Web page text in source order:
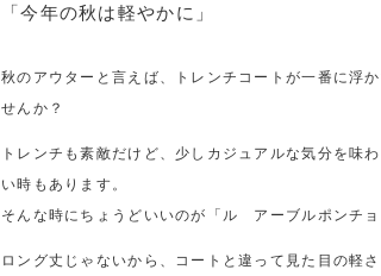
「今年の秋は軽やかに」
秋のアウターと言えば、トレンチコートが一番に浮か
せんか？
トレンチも素敵だけど、少しカジュアルな気分を味
い時もあります。
そんな時にちょうどいいのが「ル アーブルポンチョ
ロング丈じゃないから、コートと違って見た目の軽